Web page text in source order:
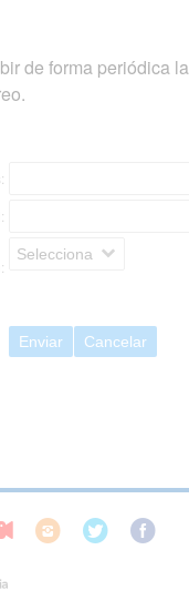
de forma periódica
Selecciona
Enviar Cancelar